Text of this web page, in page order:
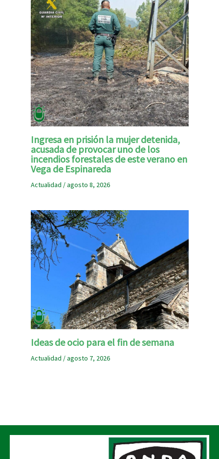
Ingresa en prisión la mujer detenida,
acusada de provocar uno de los
incendios forestales de este verano en
Vega de Espinareda
Actualidad /agosto 8, 2026
Ideas de ocio para el fin de semana
Actualidad /agosto 7, 2026